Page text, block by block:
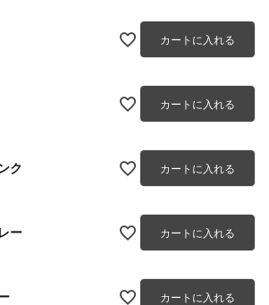
カートに入れる
カートに入れる
ク カートに入れる
ー カートに入れる
カートに入れる